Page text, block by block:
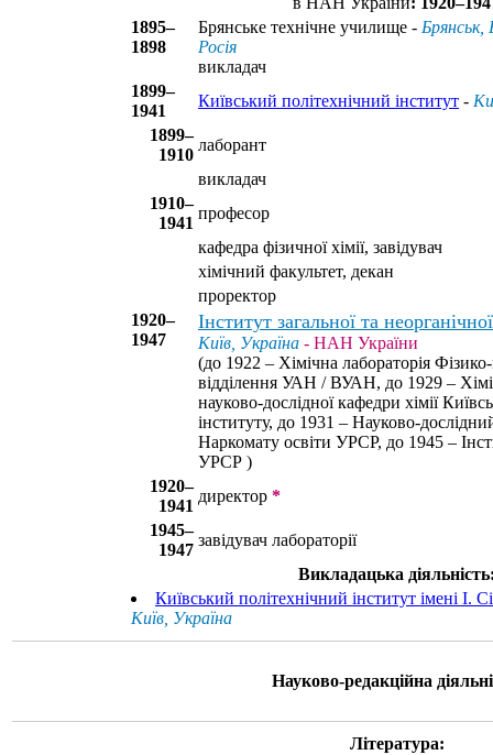
1895–
1898
Брянське технічне училище - Брянськ,
Росія
викладач
1899–
1941
Київський політехнічний інститут -
1899–
1910
лаборант
викладач
1910–
1941
професор
кафедра фізичної хімії, завідувач
хімічний факультет, декан
проректор
1920–
1947
Інститут загальної та
Київ, Україна - НАН України
(до 1922 – Хімічна лабораторія
відділення УАН / ВУАН, до 1929 –
науково-дослідної кафедри хімії
інституту, до 1931 – Науково-
Наркомату освіти УРСР, до 1945 –
УРСР )
1920–
1941
директор *
1945–
1947
завідувач лабораторії
Викладацька
Київський політехнічний інститут імені І.
Київ, Україна
Науково-редакційна
Література: